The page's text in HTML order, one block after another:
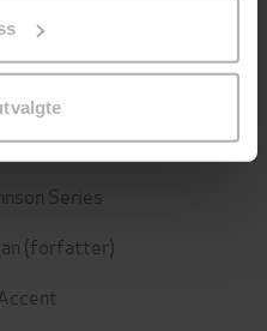
EBOK
Series
(forfatter)